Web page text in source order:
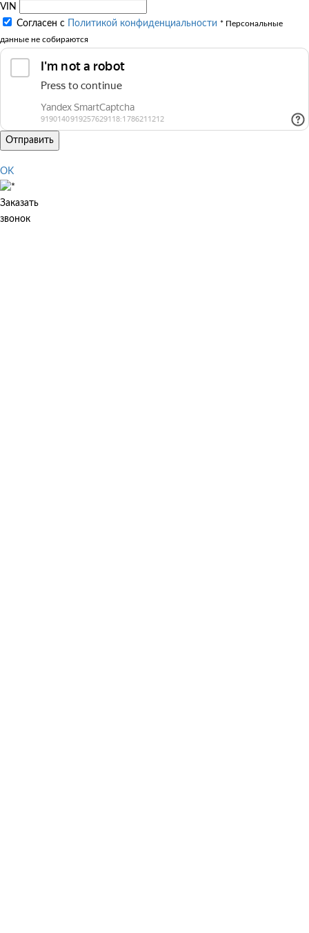
VIN
Согласен с
Политикой конфиденциальности * Персональные
данные не собираются
Отправить
OK
Заказать
звонок